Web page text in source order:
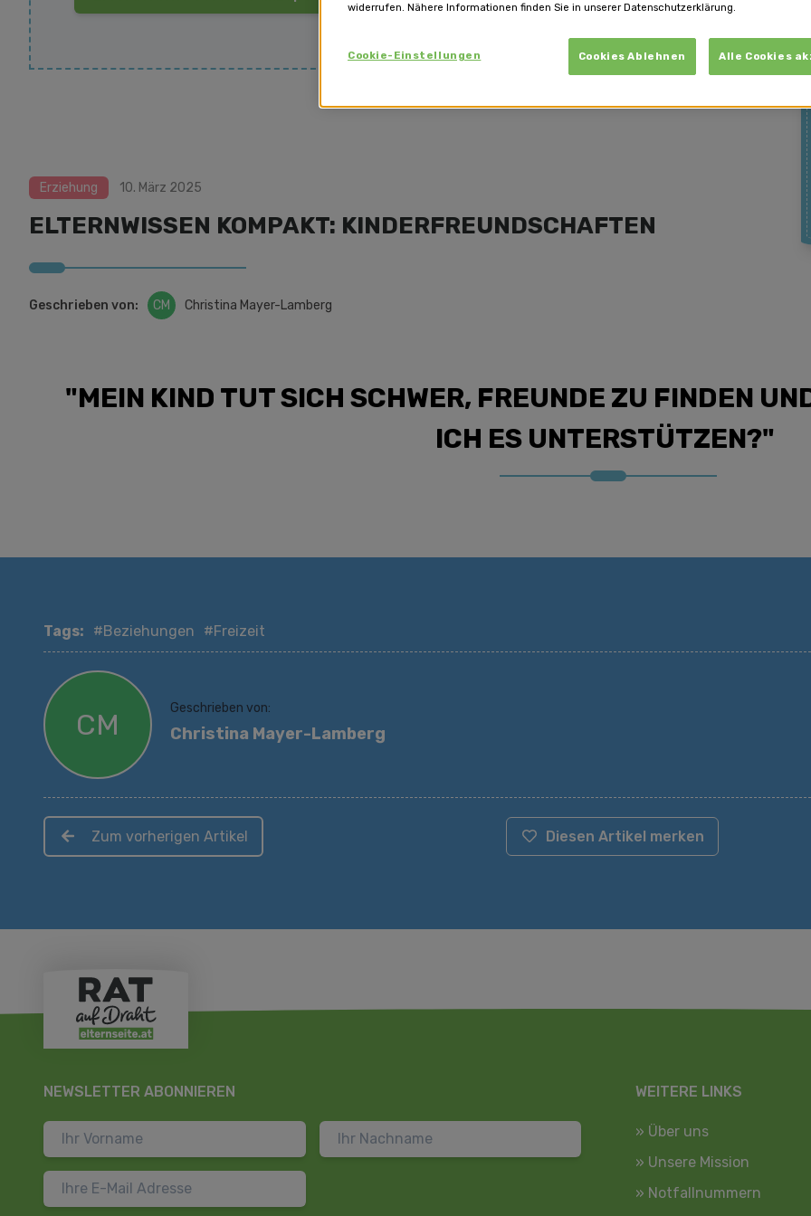
Erziehung 10. März 2025
ELTERNWISSEN KOMPAKT: KINDERFREUNDSCHAFTEN
Geschrieben von: CM Christina Mayer-Lamberg
"MEIN KIND TUT SICH SCHWER, FREUNDE ZU FINDEN
ICH ES UNTERSTÜTZEN?"
Tags: #Beziehungen #Freizeit
CM Geschrieben von:
Christina Mayer-Lamberg
Zum vorherigen Artikel Diesen Artikel merken
NEWSLETTER ABONNIEREN WEITERE LINKS
» Über uns
» Unsere Mission
» Notfallnummern
widerrufen. Nähere Informationen finden Sie in unserer Datenschutzerklärung.
Cookies Ablehnen Alle Cookies
Cookie-Einstellungen